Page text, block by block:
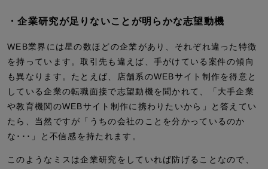
・企業研究が足りないことが明らかな志望動機
WEB業界には星の数ほどの企業があり、それぞれ違った特徴
を持っています。取引先も違えば、手がけている案件の傾向
も異なります。たとえば、店舗系のWEBサイト制作を得意と
している企業の転職面接で志望動機を聞かれて、「大手企業
や教育機関のWEBサイト制作に携わりたいから」と答えてい
たら、当然ですが「うちの会社のことを分かっているのか
な･･･」と不信感を持たれます。
このようなミスは企業研究をしていれば防げることなので、